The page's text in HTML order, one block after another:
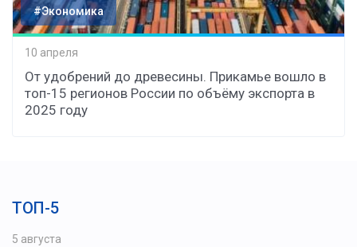
#Экономика
10 апреля
От удобрений до древесины. Прикамье вошло в
топ-15 регионов России по объёму экспорта в
2025 году
ТОП-5
5 августа